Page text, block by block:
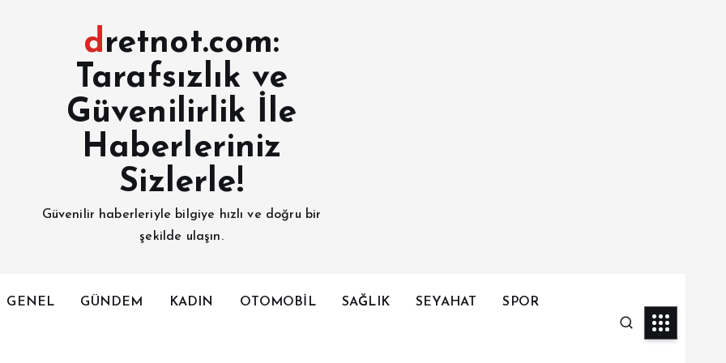
dretnot.com:
Tarafsızlık ve
Güvenilirlik İle
Haberleriniz
Sizlerle!
Güvenilir haberleriyle bilgiye hızlı ve doğru bir
şekilde ulaşın.
GENEL GÜNDEM KADIN OTOMOBİL SAĞLIK SEYAHAT SPOR